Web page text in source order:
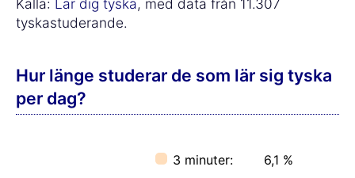
Källa: Lär dig tyska, med data från 11.307
tyskastuderande.
Hur länge studerar de som lär sig tyska
per dag?
3 minuter:
6,1 %